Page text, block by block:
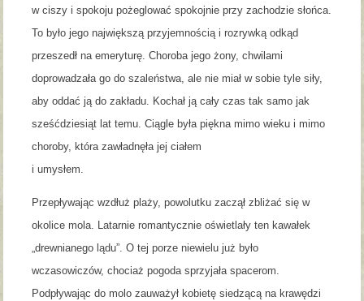
w ciszy i spokoju pożeglować spokojnie przy zachodzie słońca.
To było jego największą przyjemnością i rozrywką odkąd
przeszedł na emeryturę. Choroba jego żony, chwilami
doprowadzała go do szaleństwa, ale nie miał w sobie tyle siły,
aby oddać ją do zakładu. Kochał ją cały czas tak samo jak
sześćdziesiąt lat temu. Ciągle była piękna mimo wieku i mimo
choroby, która zawładnęła jej ciałem
i umysłem.
Przepływając wzdłuż plaży, powolutku zaczął zbliżać się w
okolice mola. Latarnie romantycznie oświetlały ten kawałek
„drewnianego lądu”. O tej porze niewielu już było
wczasowiczów, chociaż pogoda sprzyjała spacerom.
Podpływając do molo zauważył kobietę siedzącą na krawędzi